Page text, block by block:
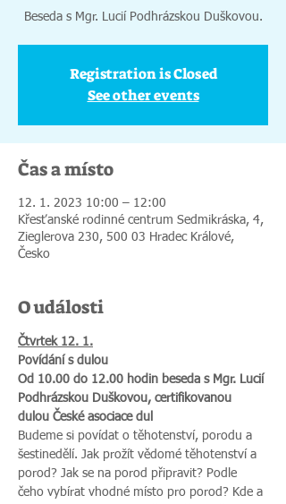
Beseda s Mgr. Lucií Podhrázskou Duškovou.
Registration is Closed
See other events
Čas a místo
12. 1. 2023 10:00 – 12:00
Křesťanské rodinné centrum Sedmikráska, 4,
Zieglerova 230, 500 03 Hradec Králové,
Česko
O události
Čtvrtek 12. 1.
Povídání s dulou
Od 10.00 do 12.00 hodin beseda s Mgr. Lucií
Podhrázskou Duškovou, certifikovanou
dulou České asociace dul
Budeme si povídat o těhotenství, porodu a
šestinedělí. Jak prožít vědomé těhotenství a
porod? Jak se na porod připravit? Podle
čeho vybírat vhodné místo pro porod? Kde a